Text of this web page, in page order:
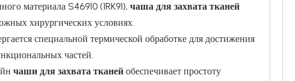
материала S46910 (1RK91), чаша для захвата тканей
хирургических условиях.
специальной термической обработке для достижения
частей.
чаши для захвата тканей обеспечивает простоту